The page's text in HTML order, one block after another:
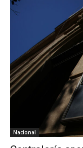
Nacional